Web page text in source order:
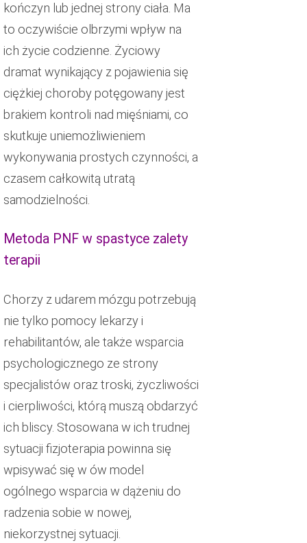
kończyn lub jednej strony ciała. Ma
to oczywiście olbrzymi wpływ na
ich życie codzienne. Życiowy
dramat wynikający z pojawienia się
ciężkiej choroby potęgowany jest
brakiem kontroli nad mięśniami, co
skutkuje uniemożliwieniem
wykonywania prostych czynności, a
czasem całkowitą utratą
samodzielności.
Metoda PNF w spastyce zalety
terapii
Chorzy z udarem mózgu potrzebują
nie tylko pomocy lekarzy i
rehabilitantów, ale także wsparcia
psychologicznego ze strony
specjalistów oraz troski, życzliwości
i cierpliwości, którą muszą obdarzyć
ich bliscy. Stosowana w ich trudnej
sytuacji fizjoterapia powinna się
wpisywać się w ów model
ogólnego wsparcia w dążeniu do
radzenia sobie w nowej,
niekorzystnej sytuacji.